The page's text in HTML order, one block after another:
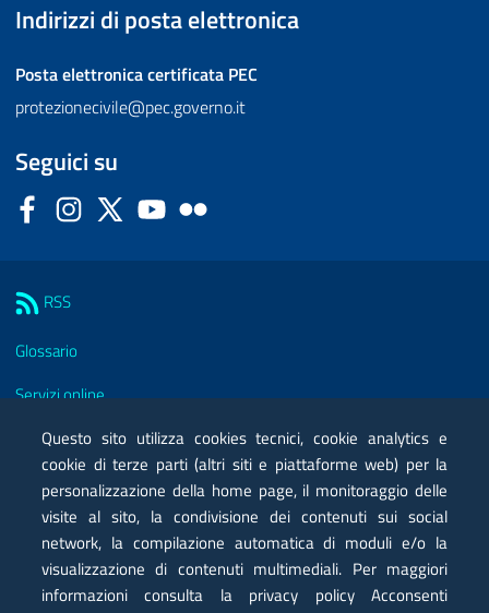
Indirizzi di posta elettronica
Posta elettronica certificata PEC
protezionecivile@pec.governo.it
Seguici su
FacebookInstagram
Twitter YouTube
RSS
Glossario
Servizi online
Moduli
Posta elettronica certificata PEC
Privacy
Note legali
Questo sito utilizza cookies tecnici, cookie analytics e
cookie di terze parti (altri siti e piattaforme web) per la
personalizzazione della home page, il monitoraggio delle
visite al sito, la condivisione dei contenuti sui social
network, la compilazione automatica di moduli e/o la
visualizzazione di contenuti multimediali. Per maggiori
informazioni consulta la privacy policy Acconsenti